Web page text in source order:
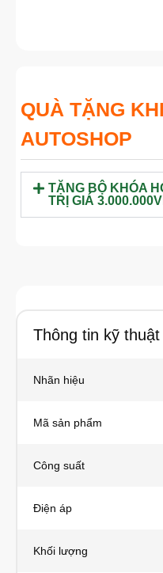
QUÀ TẶNG
AUTOSHOP
TẶNG BỘ KHÓA
TRỊ GIÁ
Thông tin kỹ thuật
Nhãn hiệu
Mã sản phẩm
Công suất
Điện áp
Khối lượng